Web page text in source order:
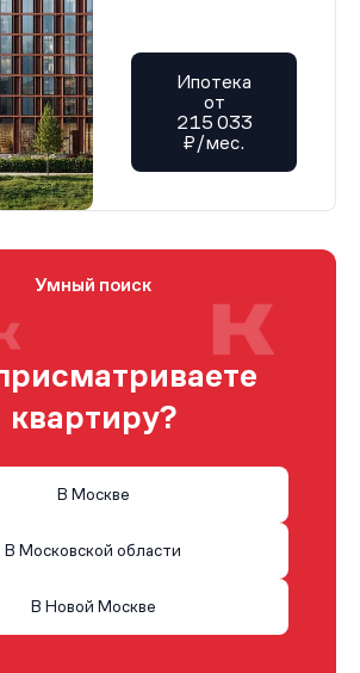
Ипотека
от
215 033
₽/мес.
Умный поиск
квартиру?
В Москве
В Московской области
В Новой Москве